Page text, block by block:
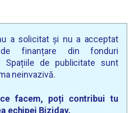
a solicitat și nu a acceptat
finanțare din fonduri
Spațiile de publicitate sunt
neinvazivă.
facem, poți contribui tu
echipei Biziday.